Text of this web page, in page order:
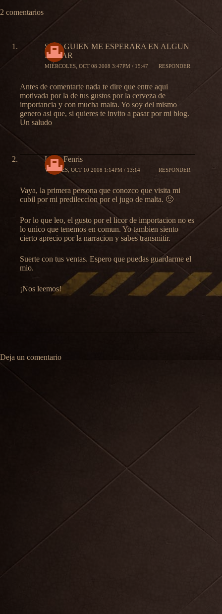
2 comentarios
SI ALGUIEN ME ESPERARA EN ALGUN
LUGAR
MIÉRCOLES, OCT 08 2008 3:47PM / 15:47 RESPONDER
Antes de comentarte nada te dire que entre aqui
motivada por la de tus gustos por la cerveza de
importancia y con mucha malta. Yo soy del mismo
genero asi que, si quieres te invito a pasar por mi blog.
Un saludo
Lobo Fenris
VIERNES, OCT 10 2008 1:14PM / 13:14 RESPONDER
Vaya, la primera persona que conozco que visita mi
cubil por mi predileccion por el jugo de malta. 🙂
Por lo que leo, el gusto por el licor de importacion no es
lo unico que tenemos en comun. Yo tambien siento
cierto aprecio por la narracion y sabes transmitir.
Suerte con tus ventas. Espero que puedas guardarme el
mio.
¡Nos leemos!
Deja un comentario